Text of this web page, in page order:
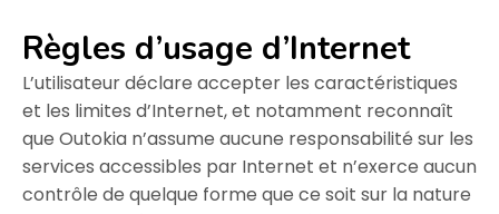
Règles d’usage d’Internet
L’utilisateur déclare accepter les caractéristiques
et les limites d’Internet, et notamment reconnaît
que Outokia n’assume aucune responsabilité sur les
services accessibles par Internet et n’exerce aucun
contrôle de quelque forme que ce soit sur la nature